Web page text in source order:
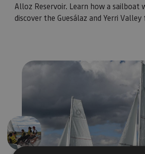
Alloz Reservoir. Learn how a sailboat
discover the Guesálaz and Yerri
Previous